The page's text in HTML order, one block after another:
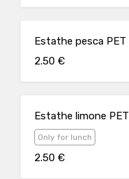
Estathe pesca PET
2.50 €
Estathe limone PET
Only for lunch
2.50 €